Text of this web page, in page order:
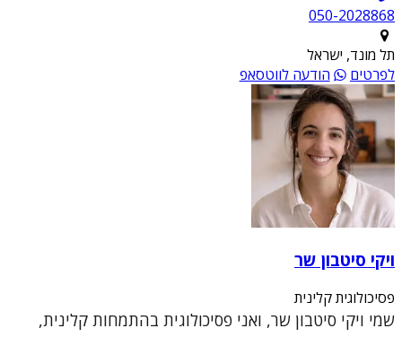
050-2028868
תל מונד, ישראל
לפרטים
הודעה לווטסאפ
ויקי סיטבון שר
פסיכולוגית קלינית
שמי ויקי סיטבון שר, ואני פסיכולוגית בהתמחות קלינית,